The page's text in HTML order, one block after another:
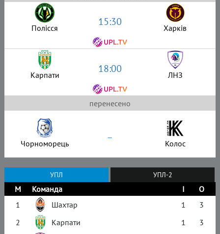
Полісся 15:30 Харків
Карпати 18:00 ЛНЗ
перенесено
Чорноморець – Колос
УПЛ УПЛ-2
М Команда І
О
1
Шахтар 1
3
2
Карпати 1
3